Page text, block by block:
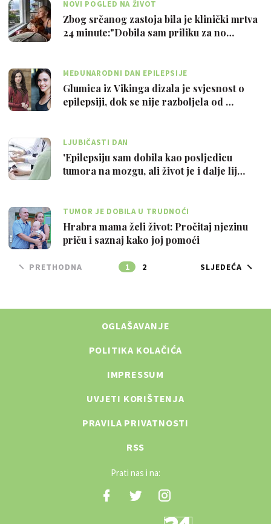
NOVI POGLED NA ŽIVOT
Zbog srčanog zastoja bila je klinički mrtva
24 minute:"Dobila sam priliku za no…
MEĐUNARODNI DAN EPILEPSIJE
Glumica iz Vikinga dizala je svjesnost o
epilepsiji, dok se nije razboljela od …
LJUBIČASTI DAN
'Epilepsiju sam dobila kao posljedicu
tumora na mozgu, ali život je i dalje lij…
TUMOR JE DOBILA U TRUDNOĆI
Hrabra mama želi život: Pročitaj njezinu
priču i saznaj kako joj pomoći
PRETHODNA 1 2 SLJEDEĆA
OGLAŠAVANJE
POLITIKA KOLAČIĆA
IMPRESSUM
UVJETI KORIŠTENJA
PRAVILA PRIVATNOSTI
RSS
Prati nas i na: